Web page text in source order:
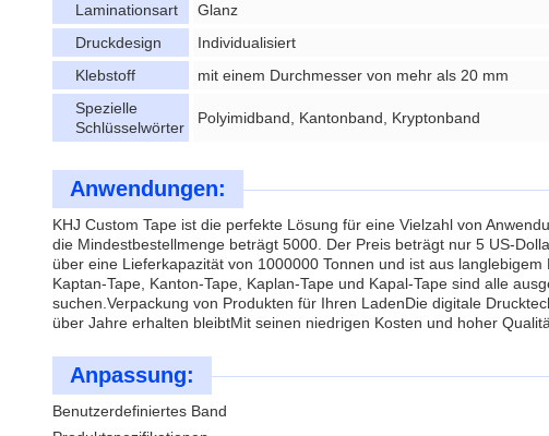
Laminationsart
Glanz
Druckdesign
Individualisiert
Klebstoff
mit einem Durchmesser von mehr als 20 mm
Spezielle
Schlüsselwörter
Polyimidband, Kantonband, Kryptonband
Anwendungen:
KHJ Custom Tape ist die perfekte Lösung für eine Vielzahl von
die Mindestbestellmenge beträgt 5000. Der Preis beträgt nur 5 US-
über eine Lieferkapazität von 1000000 Tonnen und ist aus
Kaptan-Tape, Kanton-Tape, Kaplan-Tape und Kapal-Tape sind alle
suchen.Verpackung von Produkten für Ihren LadenDie digitale
über Jahre erhalten bleibtMit seinen niedrigen Kosten und hoher
Anpassung:
Benutzerdefiniertes Band